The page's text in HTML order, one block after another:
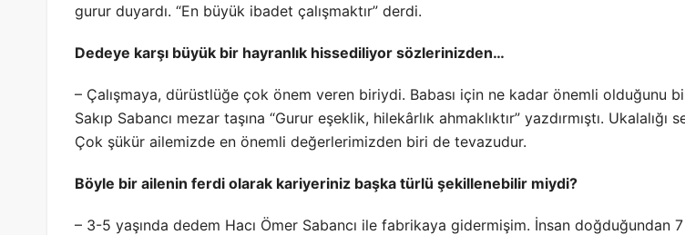
gurur duyardı. “En büyük ibadet çalışmaktır” derdi.
Dedeye karşı büyük bir hayranlık hissediliyor sözlerinizden…
– Çalışmaya, dürüstlüğe çok önem veren biriydi. Babası için ne kadar önemli olduğunu
Sakıp Sabancı mezar taşına “Gurur eşeklik, hilekârlık ahmaklıktır” yazdırmıştı. Ukalalığı
Çok şükür ailemizde en önemli değerlerimizden biri de tevazudur.
Böyle bir ailenin ferdi olarak kariyeriniz başka türlü şekillenebilir miydi?
– 3-5 yaşında dedem Hacı Ömer Sabancı ile fabrikaya gidermişim. İnsan doğduğundan 7